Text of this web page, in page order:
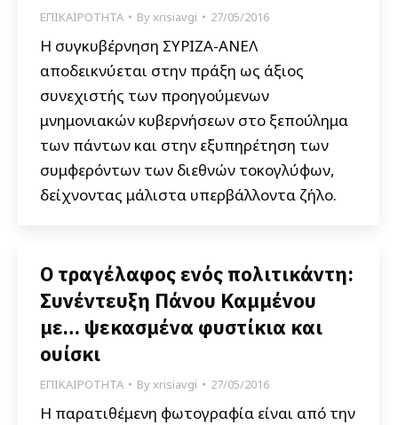
ΕΠΙΚΑΙΡΟΤΗΤΑ Byxrisiavgi 27/05/2016
Η συγκυβέρνηση ΣΥΡΙΖΑ-ΑΝΕΛ
αποδεικνύεται στην πράξη ως άξιος
συνεχιστής των προηγούμενων
μνημονιακών κυβερνήσεων στο ξεπούλημα
των πάντων και στην εξυπηρέτηση των
συμφερόντων των διεθνών τοκογλύφων,
δείχνοντας μάλιστα υπερβάλλοντα ζήλο.
Ο τραγέλαφος ενός πολιτικάντη:
Συνέντευξη Πάνου Καμμένου
με… ψεκασμένα φυστίκια και
ουίσκι
ΕΠΙΚΑΙΡΟΤΗΤΑ Byxrisiavgi 27/05/2016
Η παρατιθέμενη φωτογραφία είναι από την